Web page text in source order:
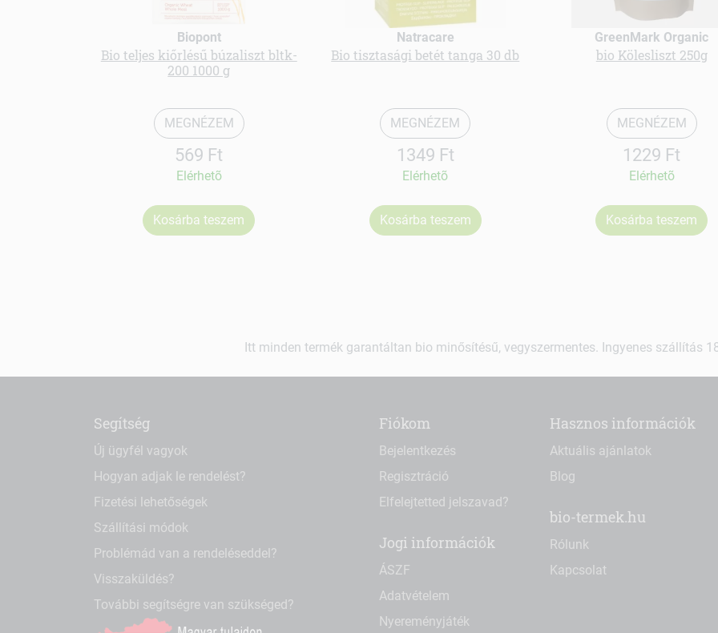
Biopont
Bio teljes kiőrlésű búzaliszt bltk-
200 1000 g
MEGNÉZEM
569 Ft
Elérhetõ
Kosárba teszem
Natracare
Bio tisztasági betét tanga 30 db
MEGNÉZEM
1349 Ft
Elérhetõ
Kosárba teszem
GreenMark Organic
bio Kölesliszt 250g
MEGNÉZEM
1229 Ft
Elérhetõ
Kosárba teszem
Itt minden termék garantáltan bio minősítésű, vegyszermentes. Ingyenes szállítás
Segítség
Új ügyfél vagyok
Hogyan adjak le rendelést?
Fizetési lehetőségek
Szállítási módok
Problémád van a rendeléseddel?
Visszaküldés?
További segítségre van szükséged?
Fiókom
Bejelentkezés
Regisztráció
Elfelejtetted jelszavad?
Jogi információk
ÁSZF
Adatvételem
Nyereményjáték
Hasznos információk
Aktuális ajánlatok
Blog
bio-termek.hu
Rólunk
Kapcsolat